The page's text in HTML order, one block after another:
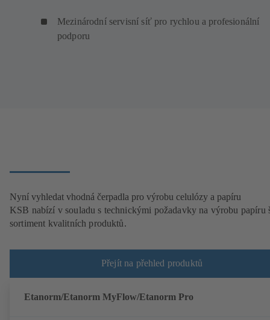
Mezinárodní servisní síť pro rychlou a profesionální
podporu
Nyní vyhledat vhodná čerpadla pro výrobu celulózy a papíru
KSB nabízí v souladu s technickými požadavky na výrobu papíru
sortiment kvalitních produktů.
Přejít na přehled produktů
Etanorm/Etanorm MyFlow/Etanorm Pro